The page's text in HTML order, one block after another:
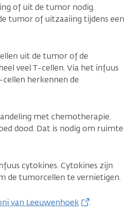
of uit de tumor nodig.
tumor of uitzaaiing tijdens een
uit de tumor of de
veel T-cellen. Via het infuus
herkennen de
met chemotherapie.
dood. Dat is nodig om ruimte
cytokines. Cytokines zijn
de tumorcellen te vernietigen.
van Leeuwenhoek .